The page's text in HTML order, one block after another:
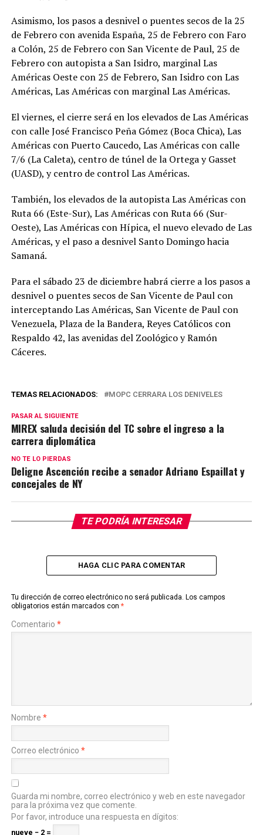
Asimismo, los pasos a desnivel o puentes secos de la 25
de Febrero con avenida España, 25 de Febrero con Faro
a Colón, 25 de Febrero con San Vicente de Paul, 25 de
Febrero con autopista a San Isidro, marginal Las
Américas Oeste con 25 de Febrero, San Isidro con Las
Américas, Las Américas con marginal Las Américas.
El viernes, el cierre será en los elevados de Las Américas
con calle José Francisco Peña Gómez (Boca Chica), Las
Américas con Puerto Caucedo, Las Américas con calle
7/6 (La Caleta), centro de túnel de la Ortega y Gasset
(UASD), y centro de control Las Américas.
También, los elevados de la autopista Las Américas con
Ruta 66 (Este-Sur), Las Américas con Ruta 66 (Sur-
Oeste), Las Américas con Hípica, el nuevo elevado de Las
Américas, y el paso a desnivel Santo Domingo hacia
Samaná.
Para el sábado 23 de diciembre habrá cierre a los pasos a
desnivel o puentes secos de San Vicente de Paul con
interceptando Las Américas, San Vicente de Paul con
Venezuela, Plaza de la Bandera, Reyes Católicos con
Respaldo 42, las avenidas del Zoológico y Ramón
Cáceres.
TEMAS RELACIONADOS: MOPC CERRARA LOS DENIVELES
PASAR AL SIGUIENTE
MIREX saluda decisión del TC sobre el ingreso a la
carrera diplomática
NO TE LO PIERDAS
Deligne Ascención recibe a senador Adriano Espaillat y
concejales de NY
TE PODRÍA INTERESAR
HAGA CLIC PARA COMENTAR
Tu dirección de correo electrónico no será publicada. Los campos
obligatorios están marcados con *
Comentario *
Nombre *
Correo electrónico *
Guarda mi nombre, correo electrónico y web en este navegador
para la próxima vez que comente.
Por favor, introduce una respuesta en dígitos:
nueve − 2 =